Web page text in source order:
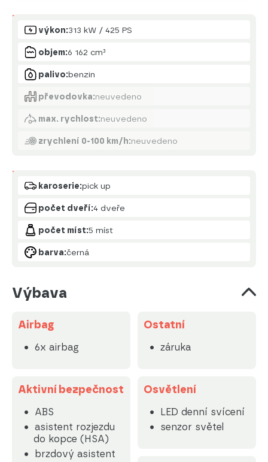
Motor
výkon:313 kW / 425 PS
objem:6 162 cm³
palivo:benzin
převodovka:neuvedeno
max. rychlost:neuvedeno
zrychlení 0-100 km/h:neuvedeno
Karoserie
karoserie:pick up
počet dveří:4 dveře
počet míst:5 míst
barva:černá
Výbava
Airbag
6x airbag
Aktivní bezpečnost
ABS
asistent rozjezdu
do kopce (HSA)
brzdový asistent
Ostatní
záruka
Osvětlení
LED denní svícení
senzor světel